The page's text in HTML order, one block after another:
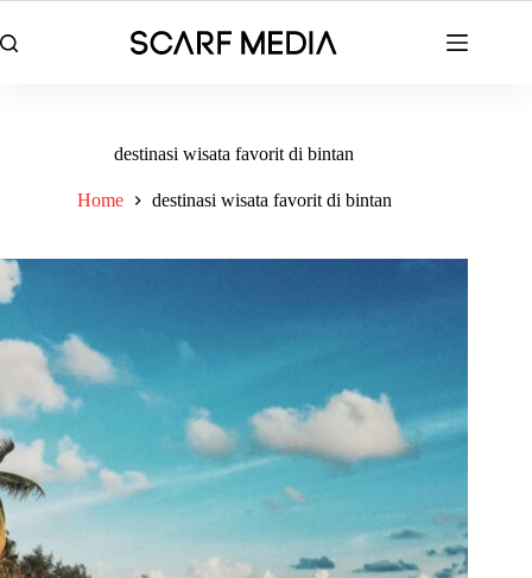
to
content
destinasi wisata favorit di bintan
Home destinasi wisata favorit di bintan